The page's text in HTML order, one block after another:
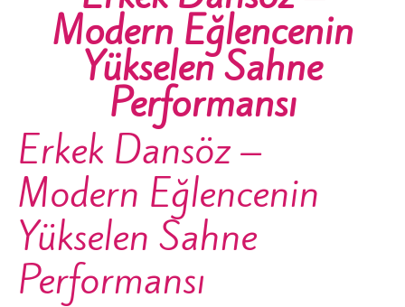
Modern Eğlencenin
Yükselen Sahne
Performansı
Erkek Dansöz –
Modern Eğlencenin
Yükselen Sahne
Performansı